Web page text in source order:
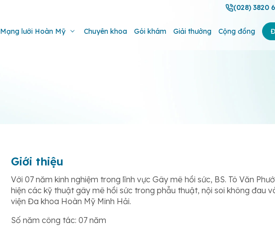
(028) 3820
Mạng lưới Hoàn Mỹ Chuyên khoa Gói khám Giải thưởng Cộng đồng
Giới thiệu
Với 07 năm kinh nghiệm trong lĩnh vực Gây mê hồi sức, BS. Tô Văn
hiện các kỹ thuật gây mê hồi sức trong phẫu thuật, nội soi không đau
viện Đa khoa Hoàn Mỹ Minh Hải.
Số năm công tác: 07 năm